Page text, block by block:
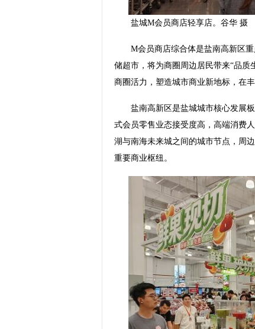
盐城M会员商店轻享店。谷华 摄
M会员商店综合体是盐南高新区重
储超市，将为商圈周边居民带来“品
商圈活力，塑造城市商业新地标，在
盐南高新区是盐城城市核心发展板
式会员零售业态接受度高，高端消费
湖与南海未来城之间的城市节点，周
重要商业枢纽。